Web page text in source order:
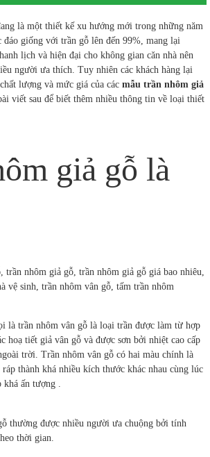
là một thiết kế xu hướng mới trong những năm
đáo giống với trần gỗ lên đến 99%, mang lại
lịch và hiện đại cho không gian căn nhà nên
người ưa thích. Tuy nhiên các khách hàng lại
lượng và mức giá của các mẫu trần nhôm giả
viết sau để biết thêm nhiều thông tin về loại thiết
giả gỗ là
là trần nhôm vân gỗ là loại trần được làm từ hợp
hoạ tiết giả vân gỗ và được sơn bởi nhiệt cao cấp
trời. Trần nhôm vân gỗ có hai màu chính là
thành khá nhiều kích thước khác nhau cùng lúc
khá ấn tượng .
thường được nhiều người ưa chuộng bởi tính
thời gian.